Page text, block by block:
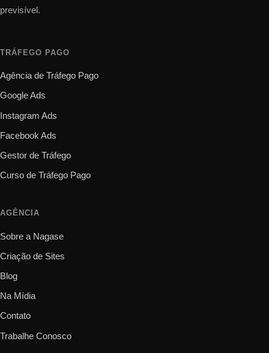
previsível.
TRÁFEGO PAGO
Agência de Tráfego Pago
Google Ads
Instagram Ads
Facebook Ads
Gestor de Tráfego
Curso de Tráfego Pago
AGÊNCIA
Sobre a Nagase
Criação de Sites
Blog
Na Mídia
Contato
Trabalhe Conosco